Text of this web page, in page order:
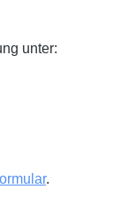
unter:
.